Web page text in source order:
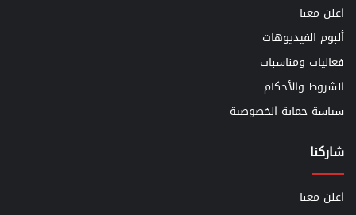
اعلن معنا
ألبوم الفيديوهات
فعاليات ومناسبات
الشروط والأحكام
سياسة حماية الخصوصية
شاركنا
اعلن معنا